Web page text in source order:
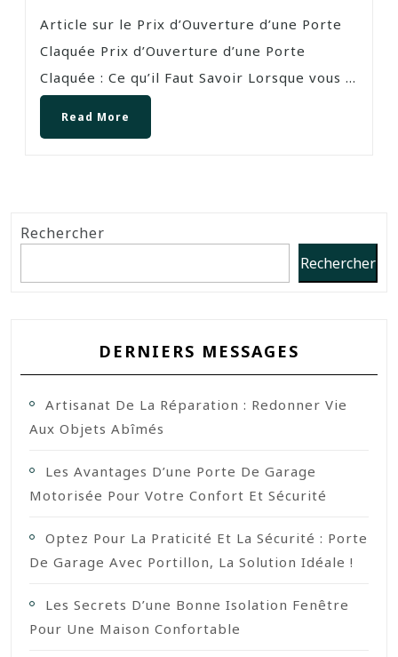
Article sur le Prix d’Ouverture d’une Porte
Claquée Prix d’Ouverture d’une Porte
Claquée : Ce qu’il Faut Savoir Lorsque vous ...
Read More
Rechercher
Rechercher
DERNIERS MESSAGES
Artisanat De La Réparation : Redonner Vie
Aux Objets Abîmés
Les Avantages D’une Porte De Garage
Motorisée Pour Votre Confort Et Sécurité
Optez Pour La Praticité Et La Sécurité : Porte
De Garage Avec Portillon, La Solution Idéale !
Les Secrets D’une Bonne Isolation Fenêtre
Pour Une Maison Confortable